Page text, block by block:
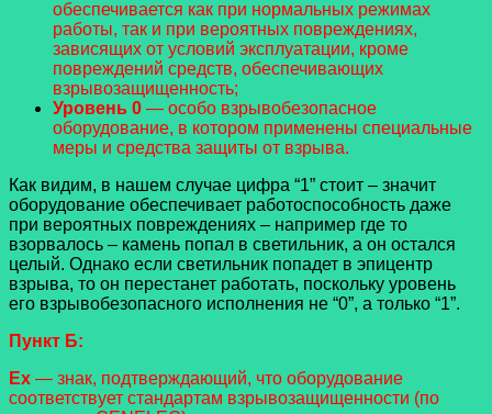
обеспечивается как при нормальных режимах
работы, так и при вероятных повреждениях,
зависящих от условий эксплуатации, кроме
повреждений средств, обеспечивающих
взрывозащищенность;
Уровень 0 — особо взрывобезопасное
оборудование, в котором применены специальные
меры и средства защиты от взрыва.
Как видим, в нашем случае цифра “1” стоит – значит
оборудование обеспечивает работоспособность даже
при вероятных повреждениях – например где то
взорвалось – камень попал в светильник, а он остался
целый. Однако если светильник попадет в эпицентр
взрыва, то он перестанет работать, поскольку уровень
его взрывобезопасного исполнения не “0”, а только “1”.
Пункт Б:
Ех — знак, подтверждающий, что оборудование
соответствует стандартам взрывозащищенности (по